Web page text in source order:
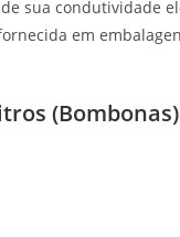
sua condutividade
em
(Bombonas)